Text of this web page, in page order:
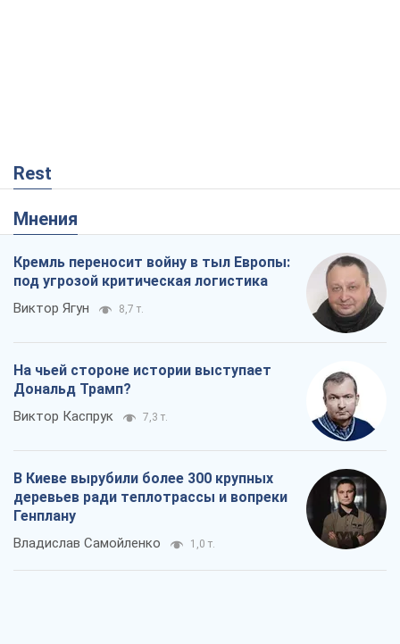
Rest
Мнения
Кремль переносит войну в тыл Европы:
под угрозой критическая логистика
Виктор Ягун 8,7 т.
На чьей стороне истории выступает
Дональд Трамп?
Виктор Каспрук 7,3 т.
В Киеве вырубили более 300 крупных
деревьев ради теплотрассы и вопреки
Генплану
Владислав Самойленко 1,0 т.